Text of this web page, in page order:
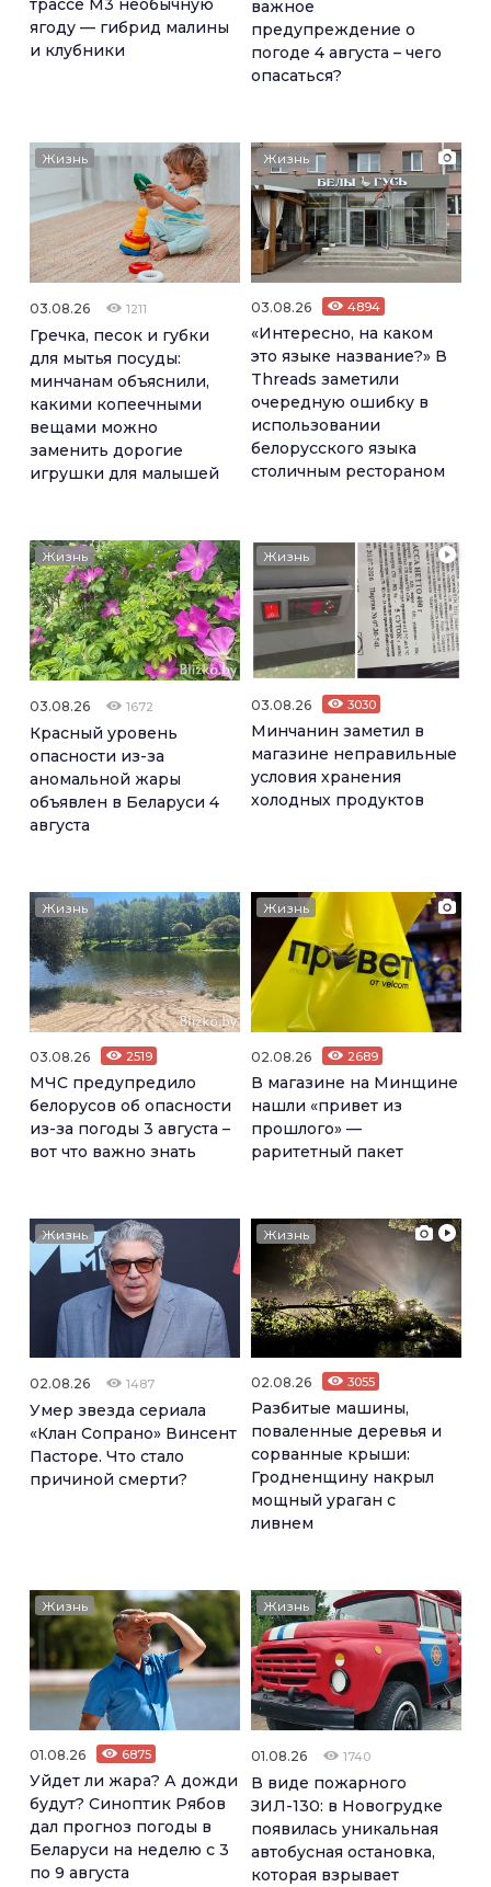
трассе М3 необычную
ягоду — гибрид малины
и клубники
важное
предупреждение о
погоде 4 августа – чего
опасаться?
Жизнь
03.08.26 1211
Гречка, песок и губки
для мытья посуды:
минчанам объяснили,
какими копеечными
вещами можно
заменить дорогие
игрушки для малышей
Жизнь
03.08.26 4894
«Интересно, на каком
это языке название?» В
Threads заметили
очередную ошибку в
использовании
белорусского языка
столичным рестораном
Жизнь
03.08.26 1672
Красный уровень
опасности из-за
аномальной жары
объявлен в Беларуси 4
августа
Жизнь
03.08.26 3030
Минчанин заметил в
магазине неправильные
условия хранения
холодных продуктов
Жизнь
03.08.26 2519
МЧС предупредило
белорусов об опасности
из-за погоды 3 августа –
вот что важно знать
Жизнь
02.08.26 2689
В магазине на Минщине
нашли «привет из
прошлого» —
раритетный пакет
Жизнь
02.08.26 1487
Умер звезда сериала
«Клан Сопрано» Винсент
Пасторе. Что стало
причиной смерти?
Жизнь
02.08.26 3055
Разбитые машины,
поваленные деревья и
сорванные крыши:
Гродненщину накрыл
мощный ураган с
ливнем
Жизнь
01.08.26 6875
Уйдет ли жара? А дожди
будут? Синоптик Рябов
дал прогноз погоды в
Беларуси на неделю с 3
по 9 августа
Жизнь
01.08.26 1740
В виде пожарного
ЗИЛ-130: в Новогрудке
появилась уникальная
автобусная остановка,
которая взрывает